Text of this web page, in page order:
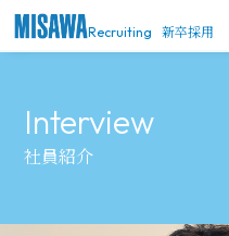
Recruiting 新卒採用
社員紹介